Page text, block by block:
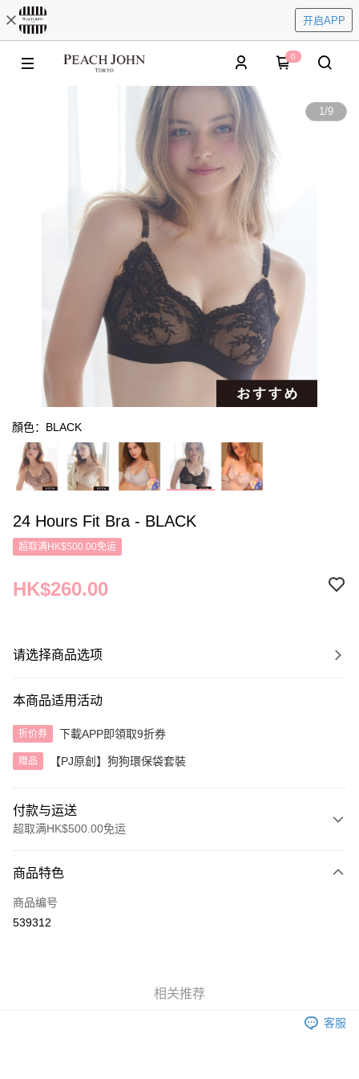
开启APP
0
1/9
顏色：BLACK
24 Hours Fit Bra - BLACK
超取满HK$500.00免运
HK$260.00
请选择商品选项
本商品适用活动
折价券 下載APP即領取9折券
赠品 【PJ原創】狗狗環保袋套裝
付款与运送
超取满HK$500.00免运
信用卡
AlipayHK
每笔HK$40.00，满HK$500.00(含以上)免运费
商品特色
商品编号
539312
相关推荐
客服